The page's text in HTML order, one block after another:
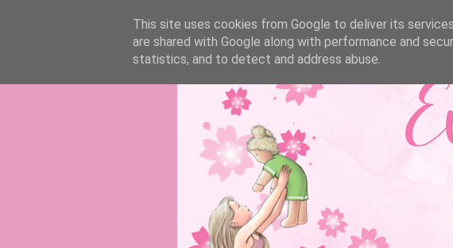
This site uses cookies from Google to deliver its
are shared with Google along with performance and
statistics, and to detect and address abuse.